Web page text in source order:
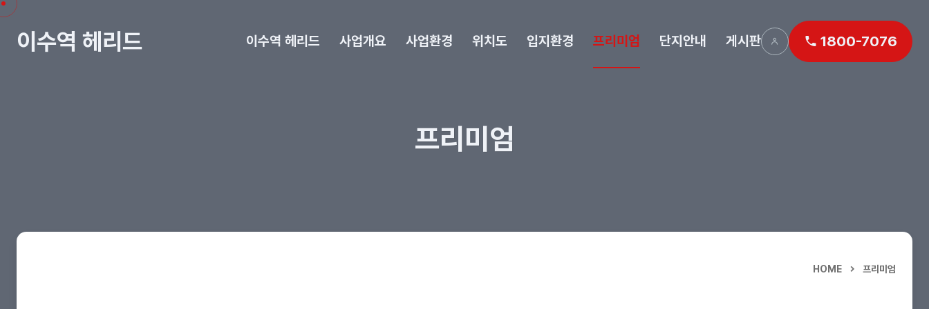
이수역 헤리드 이수역 헤리드 사업개요 사업환경 위치도 입지환경 프리미엄 단지안내 게시판 1800-7076
프리미엄
HOME 프리미엄